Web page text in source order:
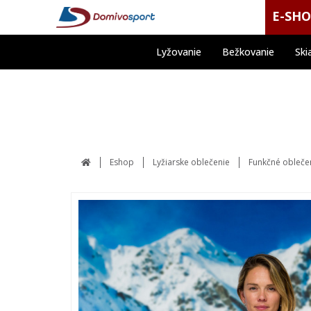
E-
Lyžovanie Bežkovanie
Eshop Lyžiarske oblečenie Funkčné